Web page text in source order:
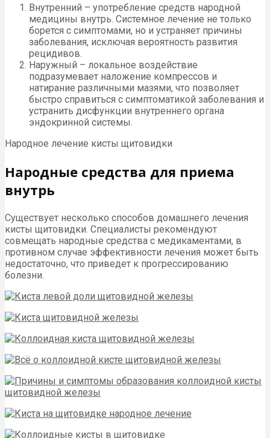
Внутренний – употребление средств народной
медицины внутрь. Системное лечение не только
борется с симптомами, но и устраняет причины
заболевания, исключая вероятность развития
рецидивов.
Наружный – локальное воздействие
подразумевает наложение компрессов и
натирание различными мазями, что позволяет
быстро справиться с симптоматикой заболевания и
устранить дисфункции внутреннего органа
эндокринной системы.
Народное лечение кисты щитовидки
Народные средства для приема
внутрь
Существует несколько способов домашнего лечения
кисты щитовидки. Специалисты рекомендуют
совмещать народные средства с медикаментами, в
противном случае эффективности лечения может быть
недостаточно, что приведет к прогрессированию
болезни.